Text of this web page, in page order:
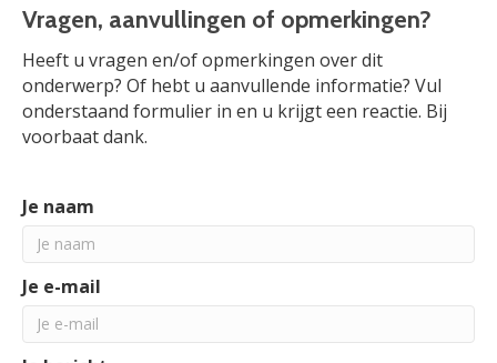
Vragen, aanvullingen of opmerkingen?
Heeft u vragen en/of opmerkingen over dit
onderwerp? Of hebt u aanvullende informatie? Vul
onderstaand formulier in en u krijgt een reactie. Bij
voorbaat dank.
Je naam
Je e-mail